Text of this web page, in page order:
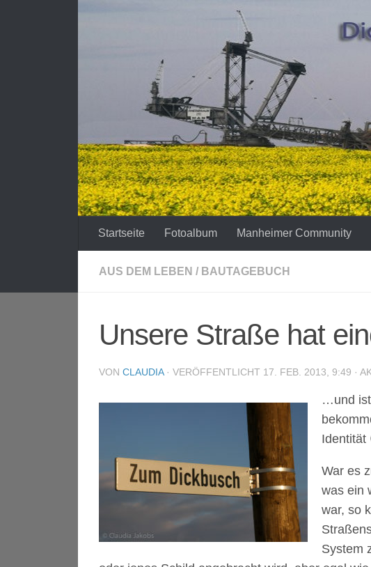
Startseite Fotoalbum Manheimer Community
AUS DEM LEBEN / BAUTAGEBUCH
Unsere Straße hat
VON CLAUDIA · VERÖFFENTLICHT 17. FEB. 2013, 9:49 ·
…und ist
Identität
War es
was ein
war, so
System